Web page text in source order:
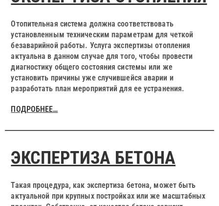
Отопительная система должна соответствовать
установленным техническим параметрам для четкой
безаварийной работы. Услуга экспертизы отопления
актуальна в данном случае для того, чтобы провести
диагностику общего состояния системы или же
установить причины уже случившейся аварии и
разработать план мероприятий для ее устранения.
ПОДРОБНЕЕ…
ЭКСПЕРТИЗА БЕТОНА
Такая процедура, как экспертиза бетона, может быть
актуальной при крупных постройках или же масштабных